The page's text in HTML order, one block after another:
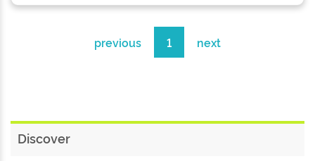
previous 1 next
Discover